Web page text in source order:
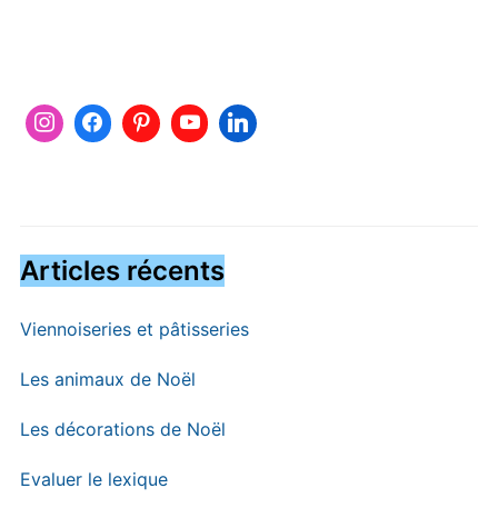
Articles récents
Viennoiseries et pâtisseries
Les animaux de Noël
Les décorations de Noël
Evaluer le lexique